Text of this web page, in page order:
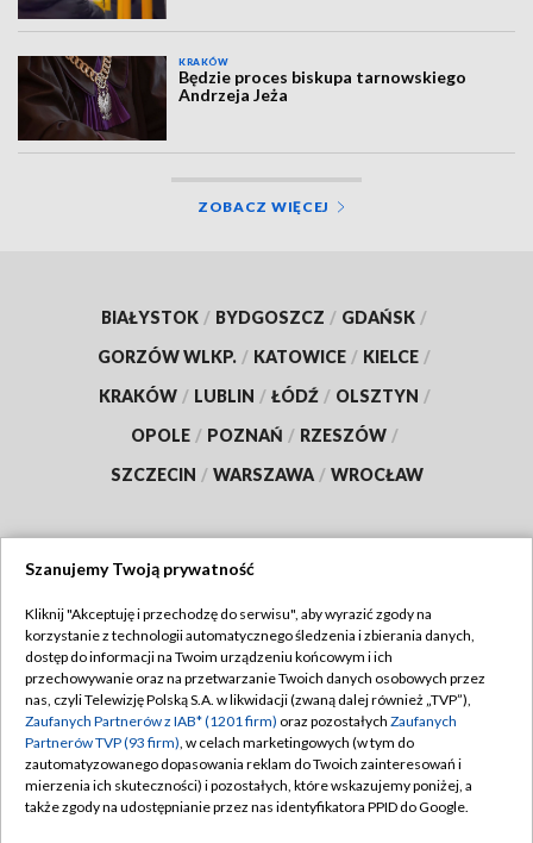
KRAKÓW
Będzie proces biskupa tarnowskiego
Andrzeja Jeża
ZOBACZ WIĘCEJ
BIAŁYSTOK / BYDGOSZCZ / GDAŃSK /
GORZÓW WLKP. / KATOWICE / KIELCE /
KRAKÓW / LUBLIN / ŁÓDŹ / OLSZTYN /
OPOLE / POZNAŃ / RZESZÓW /
SZCZECIN / WARSZAWA / WROCŁAW
TVP
Abonament TVP
Emisja w TVP
Centrum informacji TVP
Naziemna Telewizja Cyfrowa
Regulamin TVP
Polityka prywatności
Moje zgody
Pomoc
Szanujemy Twoją prywatność
Kliknij "Akceptuję i przechodzę do serwisu", aby wyrazić zgody na
korzystanie z technologii automatycznego śledzenia i zbierania danych,
dostęp do informacji na Twoim urządzeniu końcowym i ich
przechowywanie oraz na przetwarzanie Twoich danych osobowych przez
nas, czyli Telewizję Polską S.A. w likwidacji (zwaną dalej również „TVP”),
Zaufanych Partnerów z IAB* (1201 firm) oraz pozostałych Zaufanych
Partnerów TVP (93 firm), w celach marketingowych (w tym do
zautomatyzowanego dopasowania reklam do Twoich zainteresowań i
mierzenia ich skuteczności) i pozostałych, które wskazujemy poniżej, a
także zgody na udostępnianie przez nas identyfikatora PPID do Google.